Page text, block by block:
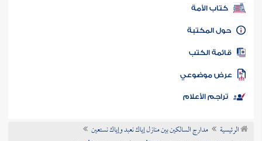
كتب PDF
كتاب الأمة
المكتبة
الكتب
موضوعي
تراجم الأعلام
الرئيسية
مدارج السالكين بين منازل إياك نعبد وإياك نستعين